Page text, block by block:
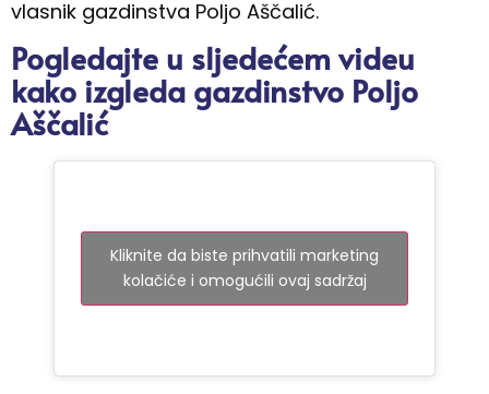
vlasnik gazdinstva Poljo Aščalić.
Pogledajte u sljedećem videu
kako izgleda gazdinstvo Poljo
Aščalić
Kliknite da biste prihvatili marketing
kolačiće i omogućili ovaj sadržaj